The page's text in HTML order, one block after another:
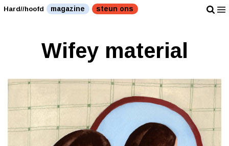
Hard//hoofd magazine steun ons
Wifey material